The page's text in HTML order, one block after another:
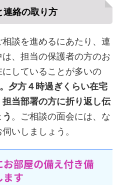
連絡の取り方
談を進めるにあたり、連
、担当の保護者の方のお
していることが多いの
夕方４時過ぎくらい在宅
担当部署の方に折り返し伝
。ご相談の面会には、な
いしましょう。
部屋の備え付き備
ます